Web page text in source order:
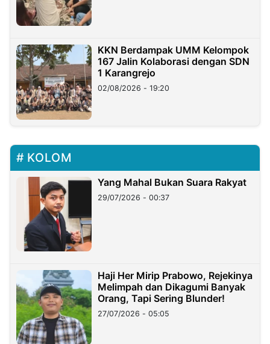
KKN Berdampak UMM Kelompok
167 Jalin Kolaborasi dengan SDN
1 Karangrejo
02/08/2026 - 19:20
KOLOM
Yang Mahal Bukan Suara Rakyat
29/07/2026 - 00:37
Haji Her Mirip Prabowo, Rejekinya
Melimpah dan Dikagumi Banyak
Orang, Tapi Sering Blunder!
27/07/2026 - 05:05